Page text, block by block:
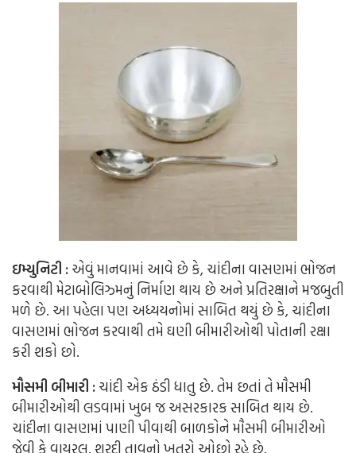
ઇમ્યુનિટી :એવું માનવામાં આવે છે કે, ચાંદીના વાસણમાં ભોજન
કરવાથી મેટાબોલિઝ્મનું નિર્માણ થાય છે અને પ્રતિરક્ષાને મજબુતી
મળે છે. આ પહેલા પણ અધ્યયનોમાં સાબિત થયું છે કે, ચાંદીના
વાસણમાં ભોજન કરવાથી તમે ઘણી બીમારીઓથી પોતાની રક્ષા
કરી શકો છો.
મૌસમી બીમારી :ચાંદી એક ઠંડી ધાતુ છે. તેમ છતાં તે મૌસમી
બીમારીઓથી લડવામાં ખુબ જ અસરકારક સાબિત થાય છે.
ચાંદીના વાસણમાં પાણી પીવાથી બાળકોને મૌસમી બીમારીઓ
જેવી કે વાયરલ, શરદી તાવનો ખતરો ઓછો રહે છે.